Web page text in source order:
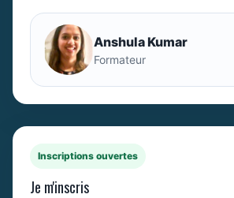
Anshula Kumar
Formateur
Inscriptions ouvertes
Je m'inscris